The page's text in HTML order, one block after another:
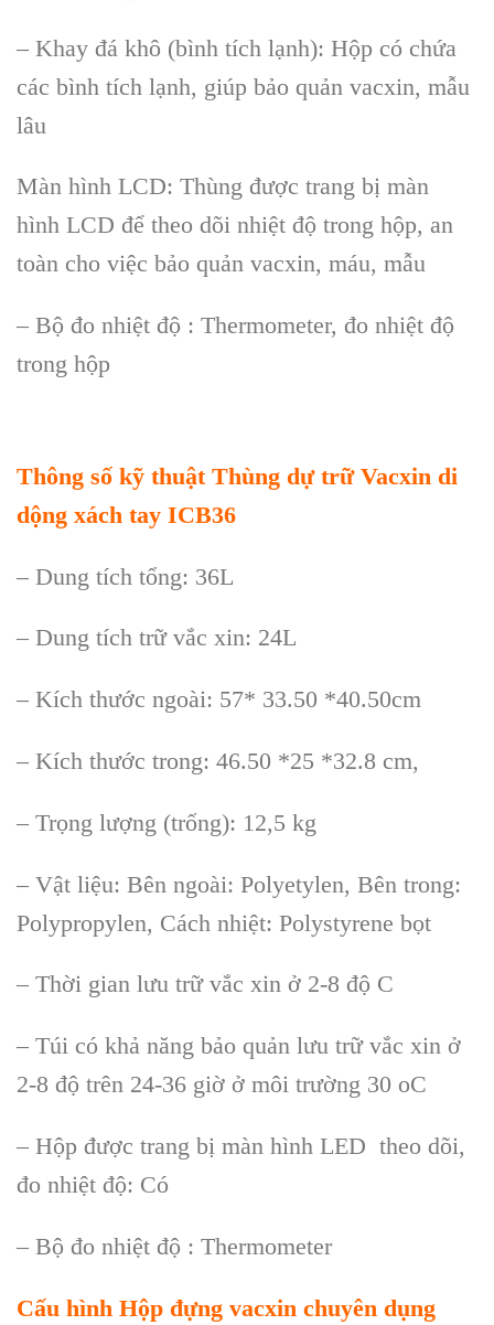
– Khay đá khô (bình tích lạnh): Hộp có chứa
các bình tích lạnh, giúp bảo quản vacxin, mẫu
lâu
Màn hình LCD: Thùng được trang bị màn
hình LCD để theo dõi nhiệt độ trong hộp, an
toàn cho việc bảo quản vacxin, máu, mẫu
– Bộ đo nhiệt độ : Thermometer, đo nhiệt độ
trong hộp
Thông số kỹ thuật Thùng dự trữ Vacxin di
dộng xách tay ICB36
– Dung tích tổng: 36L
– Dung tích trữ vắc xin: 24L
– Kích thước ngoài: 57* 33.50 *40.50cm
– Kích thước trong: 46.50 *25 *32.8 cm,
– Trọng lượng (trống): 12,5 kg
– Vật liệu: Bên ngoài: Polyetylen, Bên trong:
Polypropylen, Cách nhiệt: Polystyrene bọt
– Thời gian lưu trữ vắc xin ở 2-8 độ C
– Túi có khả năng bảo quản lưu trữ vắc xin ở
2-8 độ trên 24-36 giờ ở môi trường 30 oC
– Hộp được trang bị màn hình LED theo dõi,
đo nhiệt độ: Có
– Bộ đo nhiệt độ : Thermometer
Cấu hình Hộp đựng vacxin chuyên dụng